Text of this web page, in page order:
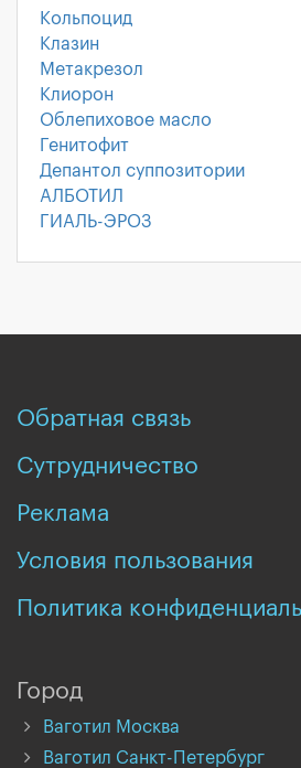
Кольпоцид
Клазин
Метакрезол
Клиорон
Облепиховое масло
Генитофит
Депантол суппозитории
АЛБОТИЛ
ГИАЛЬ-ЭРОЗ
Обратная связь
Сутрудничество
Реклама
Условия пользования
Политика
Город
Ваготил Москва
Ваготил Санкт-Петербург